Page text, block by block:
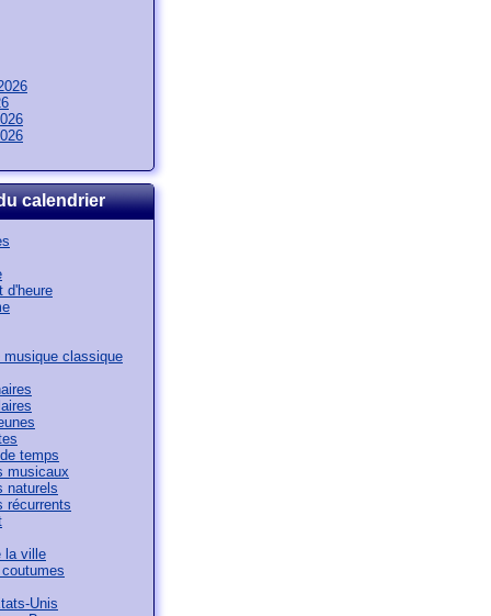
calendrier
d'heure
musique classique
temps
musicaux
naturels
récurrents
la ville
Unis